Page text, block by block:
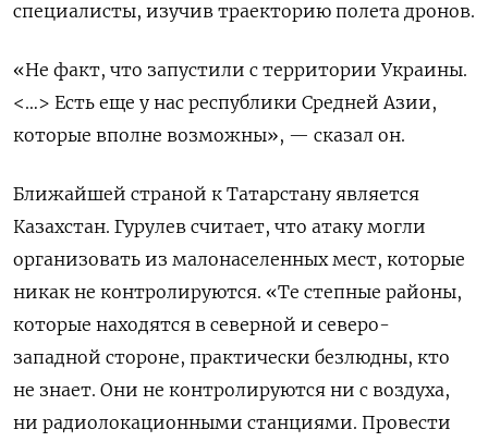
специалисты, изучив траекторию полета дронов.
«Не факт, что запустили с территории Украины.
<…> Есть еще у нас республики Средней Азии,
которые вполне возможны», — сказал он.
Ближайшей страной к Татарстану является
Казахстан. Гурулев считает, что атаку могли
организовать из малонаселенных мест, которые
никак не контролируются. «Те степные районы,
которые находятся в северной и северо-
западной стороне, практически безлюдны, кто
не знает. Они не контролируются ни с воздуха,
ни радиолокационными станциями. Провести